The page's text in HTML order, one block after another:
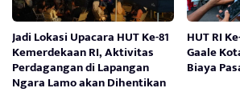
Jadi Lokasi Upacara HUT Ke-81
Kemerdekaan RI, Aktivitas
Perdagangan di Lapangan
Ngara Lamo akan Dihentikan
HUT RI
Gaale
Biaya